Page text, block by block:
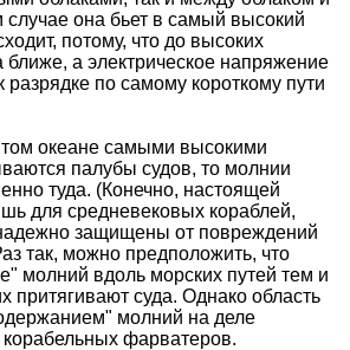
она бьет в самый высокий
потому, что до высоких
ближе, а электрическое напряжение
разрядке по самому короткому пути
океане самыми высокими
палубы судов, то молнии
туда. (Конечно, настоящей
для средневековых кораблей,
защищены от повреждений
так, можно предположить, что
молний вдоль морских путей тем и
притягивают суда. Однако область
молний на деле
фарватеров.